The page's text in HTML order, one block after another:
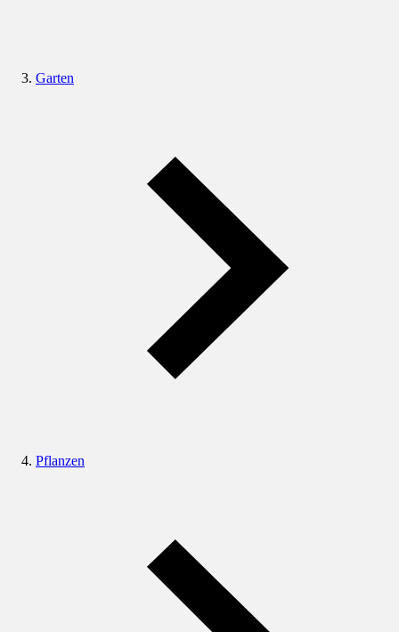
Garten
Pflanzen